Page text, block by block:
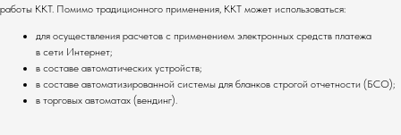
работы ККТ. Помимо традиционного применения, ККТ может использоваться:
для осуществления расчетов с применением электронных средств платежа
в сети Интернет;
в составе автоматических устройств;
в составе автоматизированной системы для бланков строгой отчетности (БСО);
в торговых автоматах (вендинг).
Комплекты
Для ресторанов Общая информация
О компании
Миссия компании